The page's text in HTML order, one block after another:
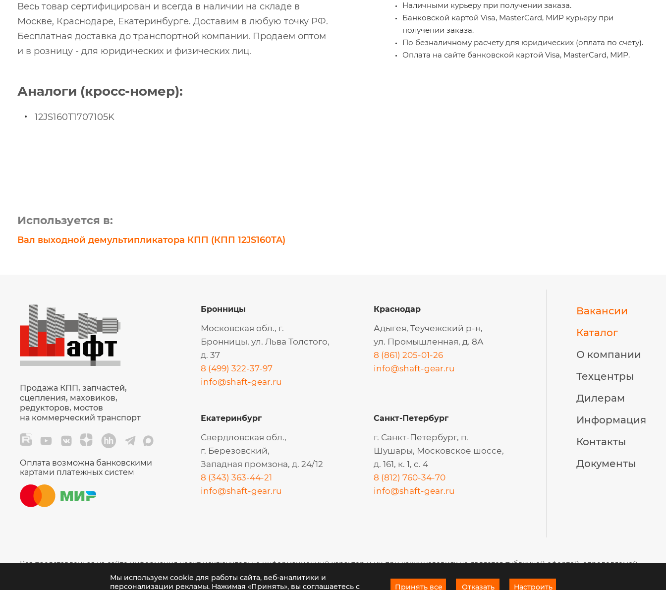
Весь товар сертифицирован и всегда в наличии на складе в
Москве, Краснодаре, Екатеринбурге. Доставим в любую точку РФ.
Бесплатная доставка до транспортной компании. Продаем оптом
и в розницу - для юридических и физических лиц.
Аналоги (кросс-номер):
12JS160T1707105K
Используется в:
Вал выходной демультипликатора КПП (КПП 12JS160TA)
Наличными курьеру при получении заказа.
Банковской картой Visa, MasterCard, МИР курьеру при
получении заказа.
По безналичному расчету для юридических (оплата по счету).
Оплата на сайте банковской картой Visa, MasterCard, МИР.
Мы используем cookie для работы сайта, веб-аналитики и
персонализации рекламы. Нажимая «Принять», вы соглашаетесь с
Принять все Отказать Настроить
Продажа КПП, запчастей,
сцепления, маховиков,
редукторов, мостов
на коммерческий транспорт
Оплата возможна банковскими
картами платежных систем
Бронницы
Московская обл., г.
Бронницы, ул. Льва Толстого,
д. 37
8 (499) 322-37-97
info@shaft-gear.ru
Краснодар
Адыгея, Теучежский р-н,
ул. Промышленная, д. 8А
8 (861) 205-01-26
info@shaft-gear.ru
Екатеринбург
Свердловская обл.,
г. Березовский,
Западная промзона, д. 24/12
8 (343) 363-44-21
info@shaft-gear.ru
Санкт-Петербург
г. Санкт-Петербург, п.
Шушары, Московское шоссе,
д. 161, к. 1, с. 4
8 (812) 760-34-70
info@shaft-gear.ru
Вакансии
Каталог
О компании
Техцентры
Дилерам
Информация
Контакты
Документы
Вся представленная на сайте информация носит исключительно информационный характер и ни при каких условиях не является публичной офертой, определяемой